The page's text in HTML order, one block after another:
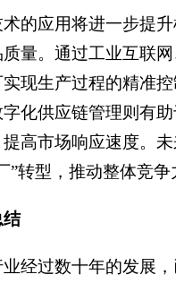
的应用将进一步提
量。通过工业互联
现生产过程的精准
化供应链管理则有
高市场响应速度。
”转型，推动整体竞争
结
经过数十年的发展